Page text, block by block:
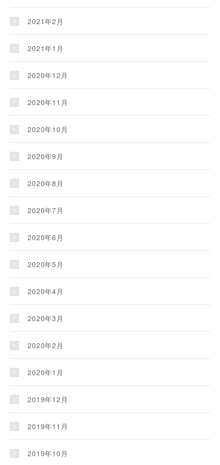
2021年2月
2021年1月
2020年12月
2020年11月
2020年10月
2020年9月
2020年8月
2020年7月
2020年6月
2020年5月
2020年4月
2020年3月
2020年2月
2020年1月
2019年12月
2019年11月
2019年10月